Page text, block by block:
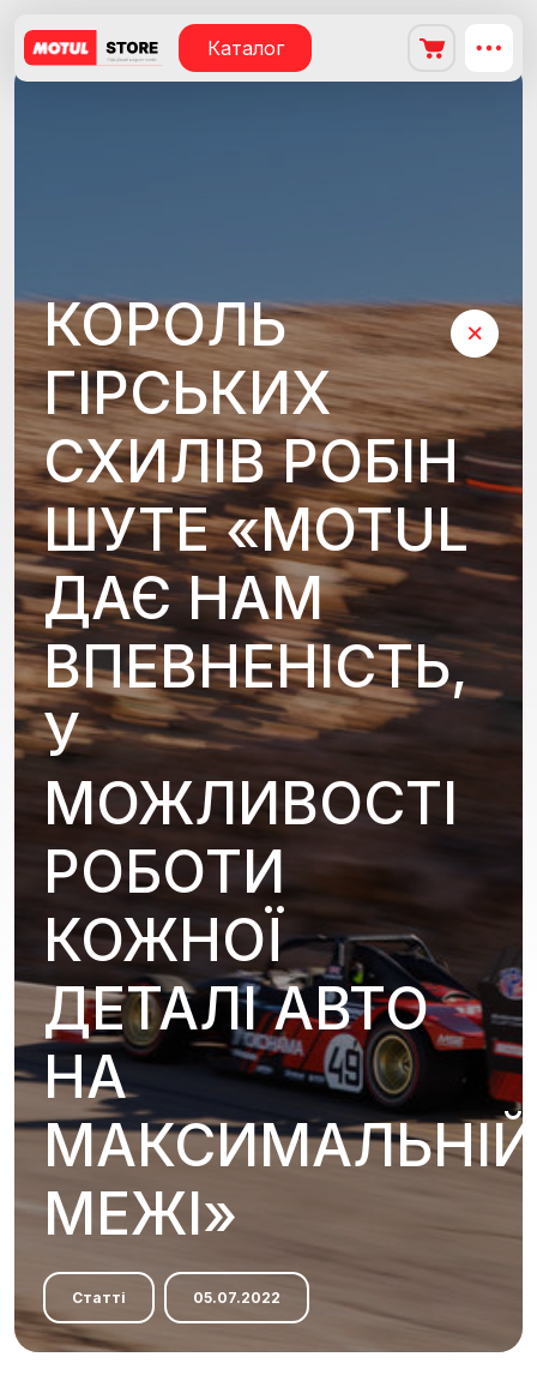
Каталог
КОРОЛЬ
ГІРСЬКИХ
СХИЛІВ РОБІН
ШУТЕ «MOTUL
ДАЄ НАМ
ВПЕВНЕНІСТЬ,
У
МОЖЛИВОСТІ
РОБОТИ
КОЖНОЇ
ДЕТАЛІ АВТО
НА
МАКСИМАЛЬНІЙ
МЕЖІ»
Статті 05.07.2022